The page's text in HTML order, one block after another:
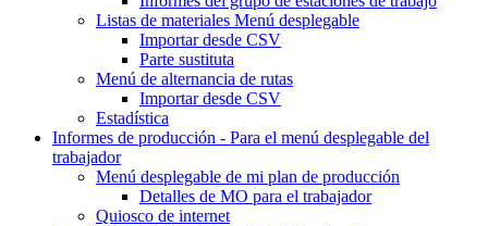
Listas de materiales Menú desplegable
Importar desde CSV
Parte sustituta
Menú de alternancia de rutas
Importar desde CSV
Estadística
Informes de producción - Para el menú desplegable del
trabajador
Menú desplegable de mi plan de producción
Detalles de MO para el trabajador
Quiosco de internet